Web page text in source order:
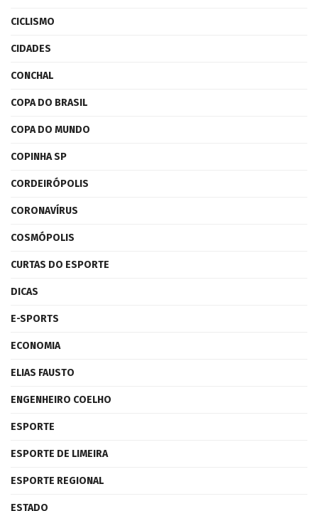
CICLISMO
CIDADES
CONCHAL
COPA DO BRASIL
COPA DO MUNDO
COPINHA SP
CORDEIRÓPOLIS
CORONAVÍRUS
COSMÓPOLIS
CURTAS DO ESPORTE
DICAS
E-SPORTS
ECONOMIA
ELIAS FAUSTO
ENGENHEIRO COELHO
ESPORTE
ESPORTE DE LIMEIRA
ESPORTE REGIONAL
ESTADO